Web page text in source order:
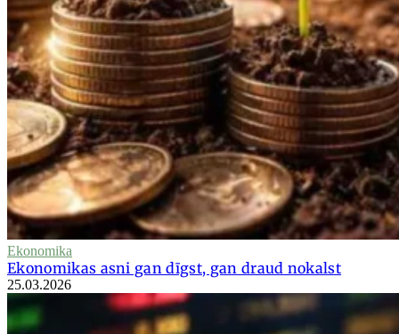
Ekonomika
Ekonomikas asni gan dīgst, gan draud nokalst
25.03.2026